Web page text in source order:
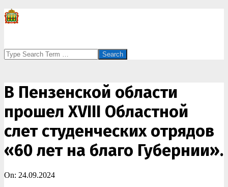
Search
В Пензенской области
прошел XVIII Областной
слет студенческих отрядов
«60 лет на благо Губернии».
On: 24.09.2024